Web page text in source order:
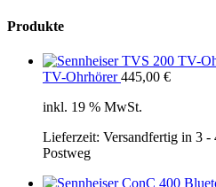
Produkte
TV-Ohrhörer 445,00 €
inkl. 19 % MwSt.
Lieferzeit: Versandfertig in 3 -
Postweg